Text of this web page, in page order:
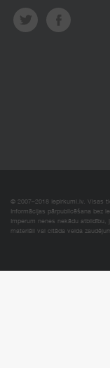
© 2007–2018 Iepirkumi.lv. Visas
Informācijas pārpublicēšana bez
Imperum nenes nekādu
materiāli vai citāda veida